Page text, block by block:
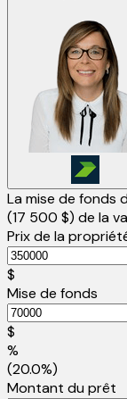
La mise de fonds
(17 500 $) de la
Prix de la
$
Mise de fonds
$
%
(20.0%)
Montant du prêt